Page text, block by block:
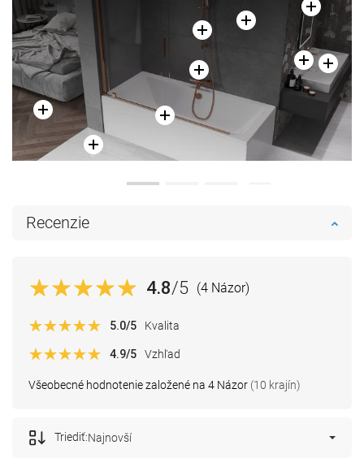
Recenzie
4.8/5 (4 Názor)
Všeobecné hodnotenie založené na 4 Názor (10 krajín)
5.0/5 Kvalita
4.9/5 Vzhľad
Triediť:Najnovší